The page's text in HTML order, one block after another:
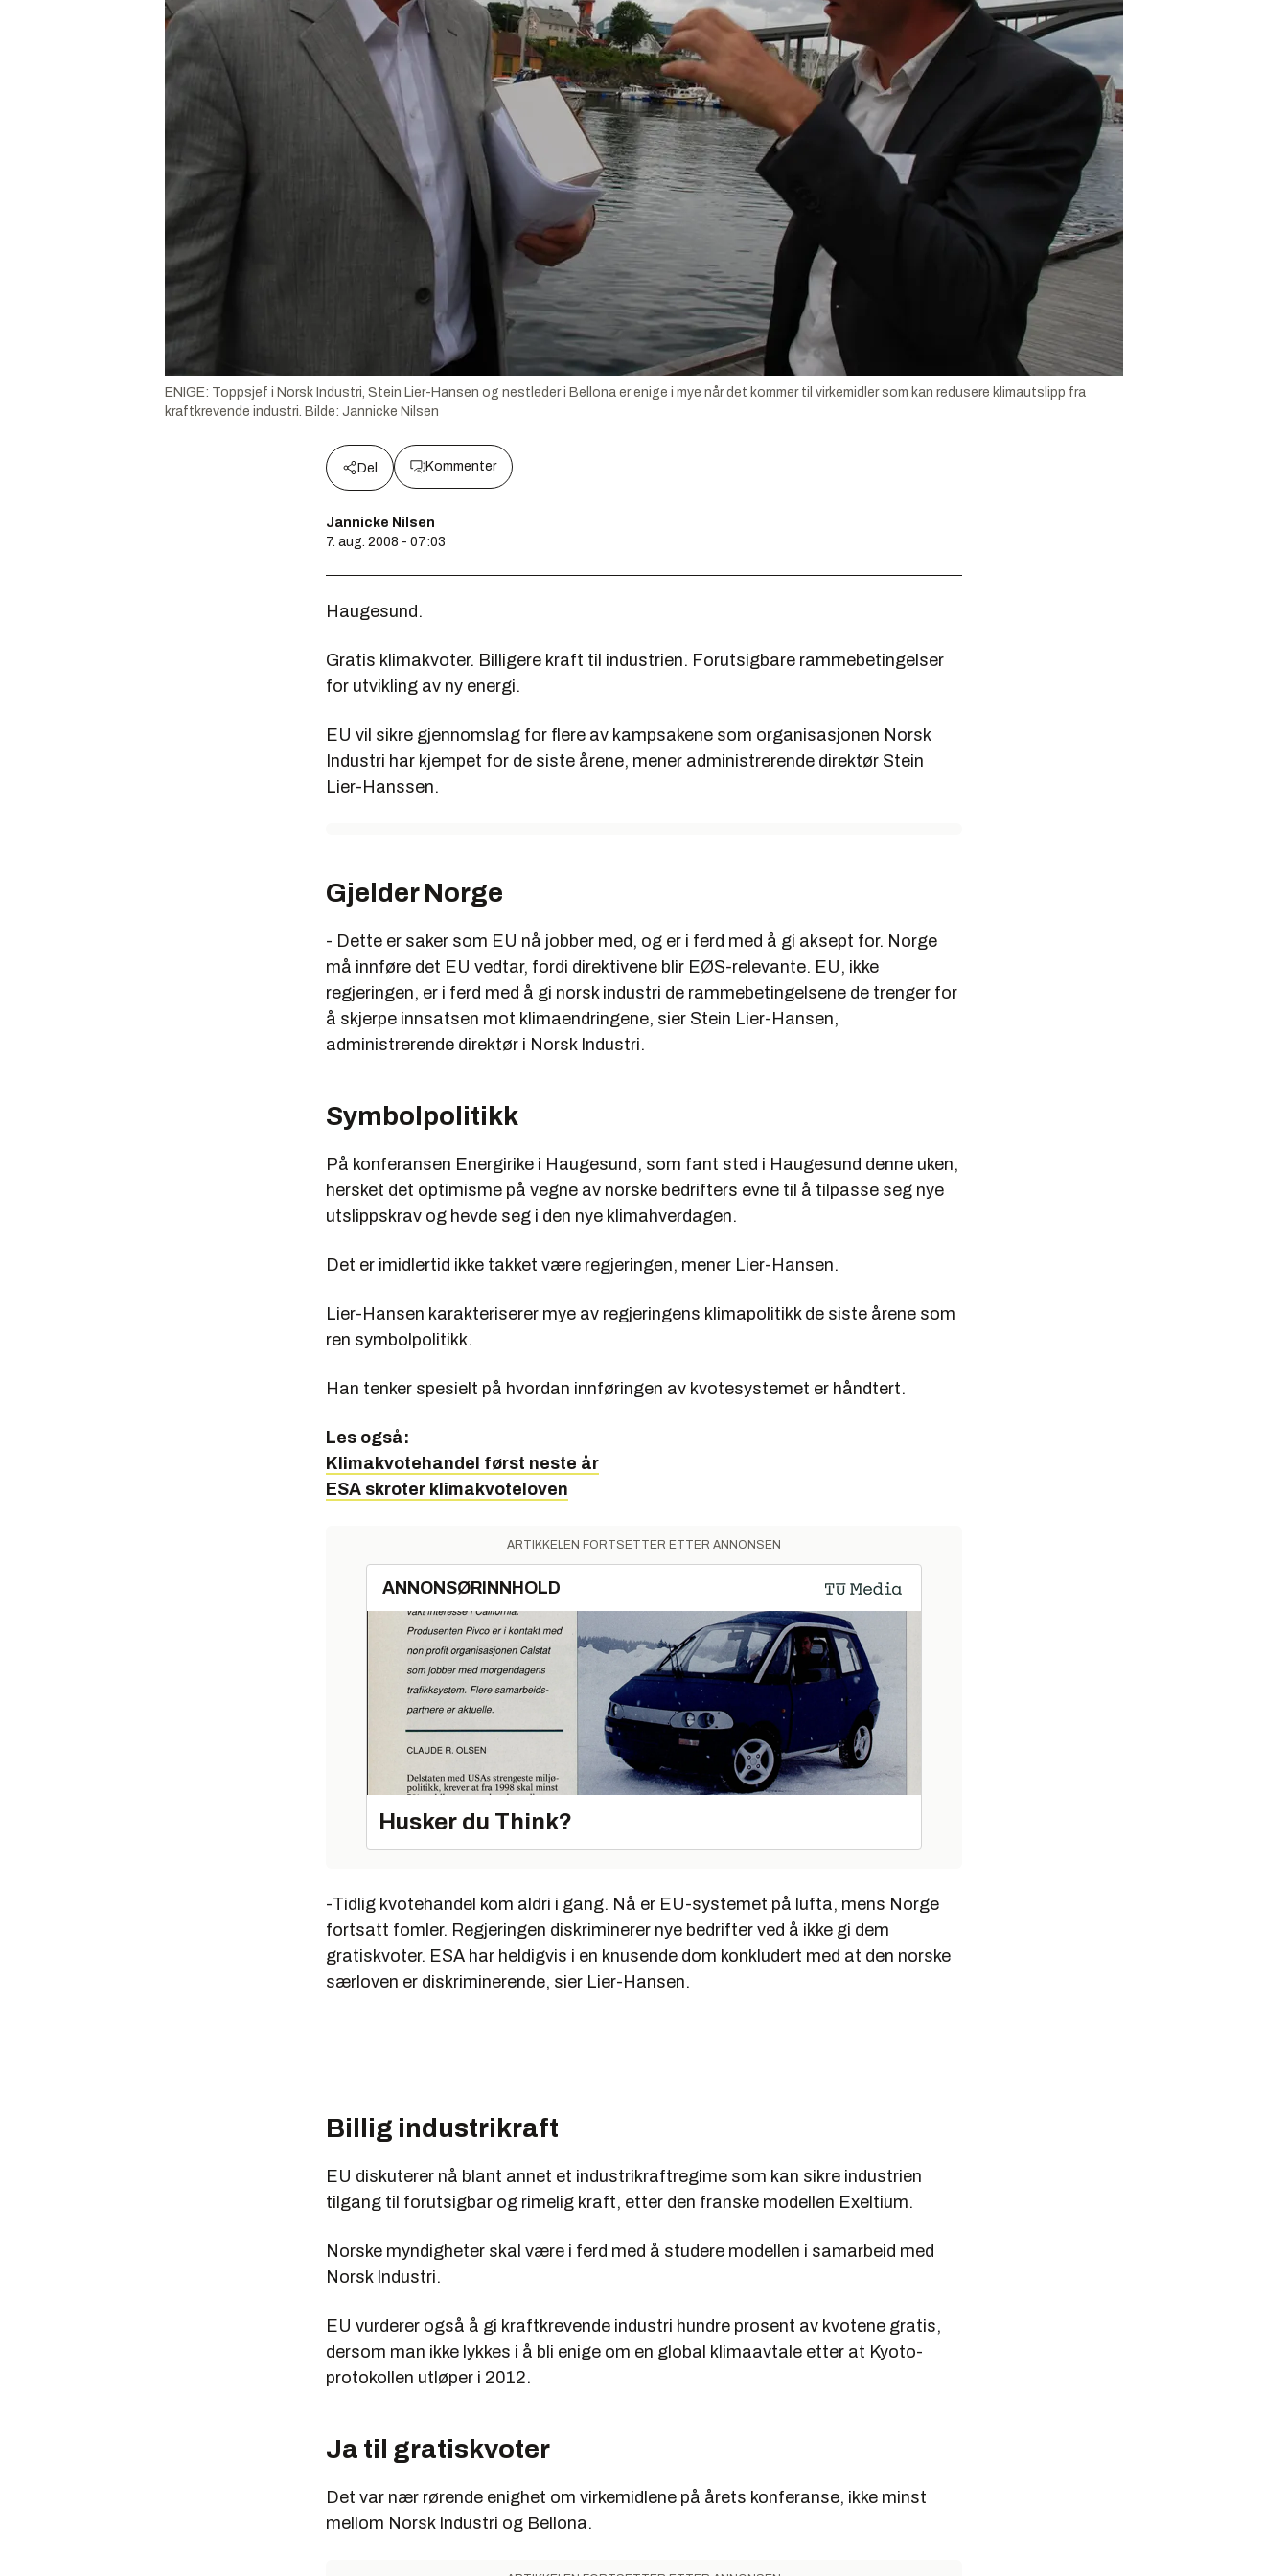
ENIGE: Toppsjef i Norsk Industri, Stein Lier-Hansen og nestleder i Bellona er enige i mye når det kommer til virkemidler som kan redusere klimautslipp fra
kraftkrevende industri. Bilde: Jannicke Nilsen
Del Kommenter
Jannicke Nilsen
7. aug. 2008 - 07:03
Haugesund.
Gratis klimakvoter. Billigere kraft til industrien. Forutsigbare rammebetingelser
for utvikling av ny energi.
EU vil sikre gjennomslag for flere av kampsakene som organisasjonen Norsk
Industri har kjempet for de siste årene, mener administrerende direktør Stein
Lier-Hanssen.
Gjelder Norge
- Dette er saker som EU nå jobber med, og er i ferd med å gi aksept for. Norge
må innføre det EU vedtar, fordi direktivene blir EØS-relevante. EU, ikke
regjeringen, er i ferd med å gi norsk industri de rammebetingelsene de trenger for
å skjerpe innsatsen mot klimaendringene, sier Stein Lier-Hansen,
administrerende direktør i Norsk Industri.
Symbolpolitikk
På konferansen Energirike i Haugesund, som fant sted i Haugesund denne uken,
hersket det optimisme på vegne av norske bedrifters evne til å tilpasse seg nye
utslippskrav og hevde seg i den nye klimahverdagen.
Det er imidlertid ikke takket være regjeringen, mener Lier-Hansen.
Lier-Hansen karakteriserer mye av regjeringens klimapolitikk de siste årene som
ren symbolpolitikk.
Han tenker spesielt på hvordan innføringen av kvotesystemet er håndtert.
Les også:
Klimakvotehandel først neste år
ESA skroter klimakvoteloven
ARTIKKELEN FORTSETTER ETTER ANNONSEN
ANNONSØRINNHOLD
Husker du Think?
-Tidlig kvotehandel kom aldri i gang. Nå er EU-systemet på lufta, mens Norge
fortsatt fomler. Regjeringen diskriminerer nye bedrifter ved å ikke gi dem
gratiskvoter. ESA har heldigvis i en knusende dom konkludert med at den norske
særloven er diskriminerende, sier Lier-Hansen.
Billig industrikraft
EU diskuterer nå blant annet et industrikraftregime som kan sikre industrien
tilgang til forutsigbar og rimelig kraft, etter den franske modellen Exeltium.
Norske myndigheter skal være i ferd med å studere modellen i samarbeid med
Norsk Industri.
EU vurderer også å gi kraftkrevende industri hundre prosent av kvotene gratis,
dersom man ikke lykkes i å bli enige om en global klimaavtale etter at Kyoto-
protokollen utløper i 2012.
Ja til gratiskvoter
Det var nær rørende enighet om virkemidlene på årets konferanse, ikke minst
mellom Norsk Industri og Bellona.